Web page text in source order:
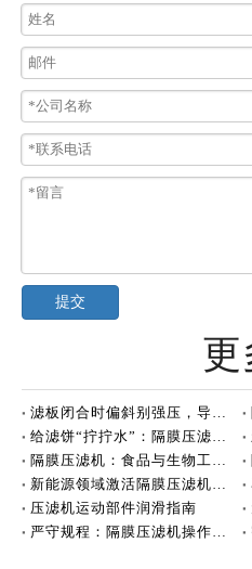
提交
更
滤板闭合时偏斜别强压，导向杆和拉板机构需要检查
给滤饼“拧拧水”：隔膜压滤机到底强在哪？
隔膜压滤机：食品与生物工程脱水的好帮手
新能源领域激活隔膜压滤机增长新动能
压滤机运动部件润滑指南
严守规程：隔膜压滤机操作的逻辑